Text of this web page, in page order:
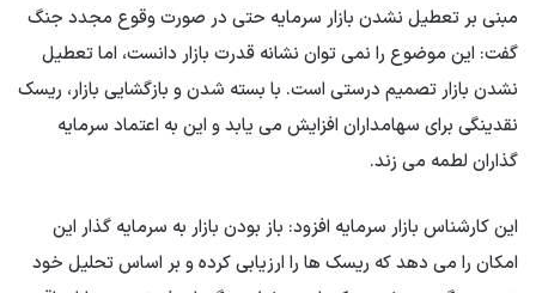
مبنی بر تعطیل نشدن بازار سرمایه حتی در صورت وقوع مجدد جنگ
گفت: این موضوع را نمی توان نشانه قدرت بازار دانست، اما تعطیل
نشدن بازار تصمیم درستی است. با بسته شدن و بازگشایی بازار، ریسک
نقدینگی برای سهامداران افزایش می یابد و این به اعتماد سرمایه
گذاران لطمه می زند.
این کارشناس بازار سرمایه افزود: باز بودن بازار به سرمایه گذار این
امکان را می دهد که ریسک ها را ارزیابی کرده و بر اساس تحلیل خود